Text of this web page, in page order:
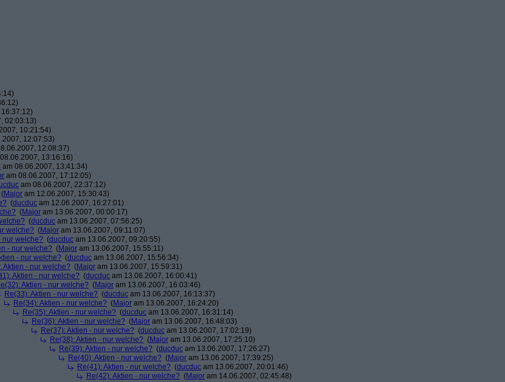
02:03:13)
10:21:54)
12:07:53)
12:08:37)
13:16:16)
am 08.06.2007, 13:41:34)
am 08.06.2007, 17:12:05)
am 08.06.2007, 22:37:12)
(Major am 12.06.2007, 15:30:43)
(ducduc am 12.06.2007, 16:27:01)
(Major am 13.06.2007, 00:00:17)
(ducduc am 13.06.2007, 07:56:25)
welche? (Major am 13.06.2007, 09:11:07)
nur welche? (ducduc am 13.06.2007, 09:20:55)
- nur welche? (Major am 13.06.2007, 15:55:11)
- nur welche? (ducduc am 13.06.2007, 15:56:34)
Aktien - nur welche? (Major am 13.06.2007, 15:59:31)
Aktien - nur welche? (ducduc am 13.06.2007, 16:00:41)
Aktien - nur welche? (Major am 13.06.2007, 16:03:46)
Re(33): Aktien - nur welche? (ducduc am 13.06.2007, 16:13:37)
Re(34): Aktien - nur welche? (Major am 13.06.2007, 16:24:20)
Re(35): Aktien - nur welche? (ducduc am 13.06.2007, 16:31:14)
Re(36): Aktien - nur welche? (Major am 13.06.2007, 16:48:03)
Re(37): Aktien - nur welche? (ducduc am 13.06.2007, 17:02:19)
Re(38): Aktien - nur welche? (Major am 13.06.2007, 17:25:10)
Re(39): Aktien - nur welche? (ducduc am 13.06.2007, 17:26:27)
Re(40): Aktien - nur welche? (Major am 13.06.2007, 17:39:25)
Re(41): Aktien - nur welche? (ducduc am 13.06.2007, 20:01:46)
Re(42): Aktien - nur welche? (Major am 14.06.2007, 02:45:48)